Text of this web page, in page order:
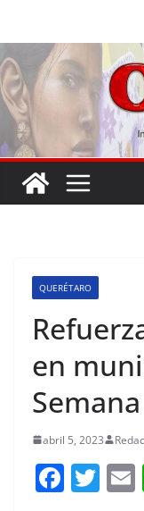
contenido
QUERÉTARO
en
abril 5, 2023
F T